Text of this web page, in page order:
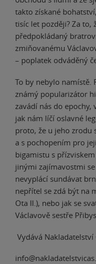
takto získané
tisíc let později? Za
předpokládaný
zmiňovanému
– poplatek odváděný
To by nebylo namístě.
známý popularizátor
zavádí nás do epochy,
jak nám líčí oslavné
proto, že u jeho zrodu
a s pochopením pro
bigamistu s přízviskem
jinými zajímavostmi
nevyplácí sundávat
nepřítel se zdá být na
Ota II.), nebo jak se
Václavově sestře
Vydává Nakladatelství